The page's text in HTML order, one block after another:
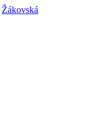
Žákovská